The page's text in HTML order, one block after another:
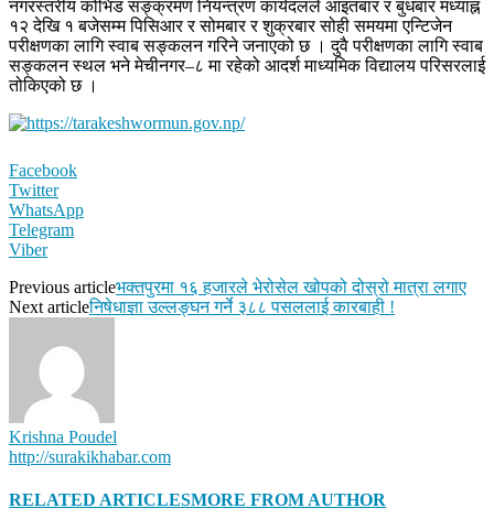
नगरस्तरीय कोभिड सङ्क्रमण नियन्त्रण कार्यदलले आइतबार र बुधबार मध्याह्न
१२ देखि १ बजेसम्म पिसिआर र सोमबार र शुक्रबार सोही समयमा एन्टिजेन
परीक्षणका लागि स्वाब सङ्कलन गरिने जनाएको छ । दुवै परीक्षणका लागि स्वाब
सङ्कलन स्थल भने मेचीनगर–८ मा रहेको आदर्श माध्यमिक विद्यालय परिसरलाई
तोकिएको छ ।
Facebook
Twitter
WhatsApp
Telegram
Viber
Previous articleभक्तपुरमा १६ हजारले भेरोसेल खोपको दोस्रो मात्रा लगाए
Next articleनिषेधाज्ञा उल्लङ्घन गर्ने ३८८ पसललाई कारबाही !
Krishna Poudel
http://surakikhabar.com
RELATED ARTICLESMORE FROM AUTHOR